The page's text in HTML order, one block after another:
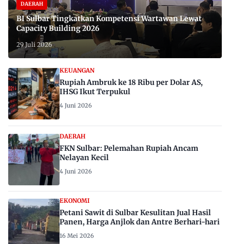
DAERAH
BI Sulbar Tingkatkan Kompetensi Wartawan Lewat
Capacity Building 2026
29 Juli 2026
KEUANGAN
Rupiah Ambruk ke 18 Ribu per Dolar AS,
IHSG Ikut Terpukul
4 Juni 2026
DAERAH
FKN Sulbar: Pelemahan Rupiah Ancam
Nelayan Kecil
4 Juni 2026
EKONOMI
Petani Sawit di Sulbar Kesulitan Jual Hasil
Panen, Harga Anjlok dan Antre Berhari-hari
16 Mei 2026